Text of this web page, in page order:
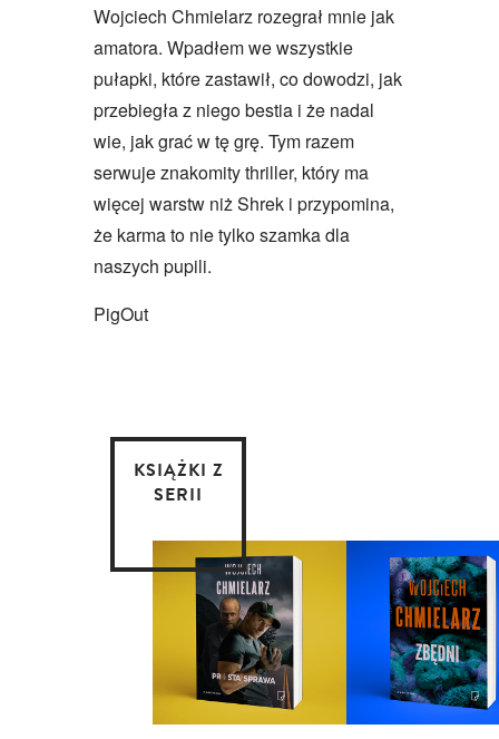
Wojciech Chmielarz rozegrał mnie jak
amatora. Wpadłem we wszystkie
pułapki, które zastawił, co dowodzi, jak
przebiegła z niego bestia i że nadal
wie, jak grać w tę grę. Tym razem
serwuje znakomity thriller, który ma
więcej warstw niż Shrek i przypomina,
że karma to nie tylko szamka dla
naszych pupili.
PigOut
KSIĄŻKI Z
SERII